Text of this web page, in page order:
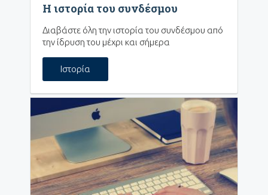
Η ιστορία του συνδέσμου
Διαβάστε όλη την ιστορία του συνδέσμου από
την ίδρυση του μέχρι και σήμερα
Ιστορία